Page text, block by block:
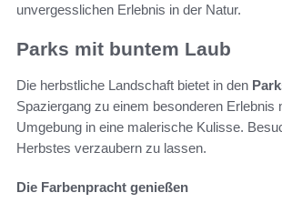
unvergesslichen Erlebnis in der Natur.
Parks mit buntem Laub
Die herbstliche Landschaft bietet in den
Spaziergang zu einem besonderen
Umgebung in eine malerische Kulisse.
Herbstes verzaubern zu lassen.
Die Farbenpracht genießen